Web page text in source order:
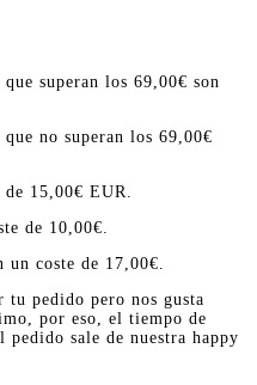
superan los 69,00€ son
no superan los 69,00€
15,00€ EUR.
de 10,00€.
coste de 17,00€.
tu pedido pero nos gusta
por eso, el tiempo de
pedido sale de nuestra happy